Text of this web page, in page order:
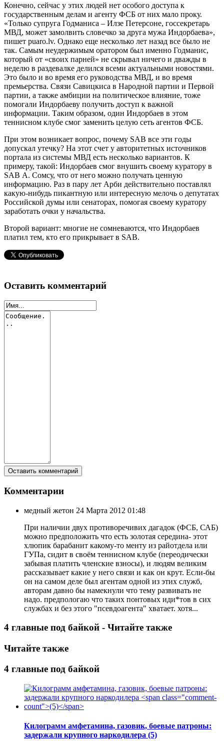
Конечно, сейчас у этих людей нет особого доступа к
государственным делам и агенту ФСБ от них мало проку.
«Только супруга Годманиса – Илзе Петерсоне, госсекретарь
МВД, может замолвить словечко за друга мужа Индорбаева»,
пишет puaro.lv. Однако еще несколько лет назад все было не
так. Самым неудержимым оратором был именно Годманис,
который от «своих парней» не скрывал ничего и дважды в
неделю в раздевалке делился всеми актуальными новостями.
Это было и во время его руководства МВД, и во время
премьерства. Связи Савицкиса в Народной партии и Первой
партии, а также амбиции на политическое влияние, тоже
помогали Индорбаеву получить доступ к важной
информации. Таким образом, один Индорбаев в этом
теннисном клубе смог заменить целую сеть агентов ФСБ.
При этом возникает вопрос, почему SAB все эти годы
допускал утечку? На этот счет у авторитетных источников
портала из системы МВД есть несколько вариантов. К
примеру, такой: Индорбаев смог внушить своему куратору в
SAB А. Сомсу, что от него можно получать ценную
информацию. Раз в пару лет Арби действительно поставлял
какую-нибудь пикантную или интересную мелочь о депутатах
Российской думы или сенаторах, помогая своему куратору
заработать очки у начальства.
Второй вариант: многие не сомневаются, что Индорбаев
платил тем, кто его прикрывает в SAB.
Оставить комментарий
Комментарии
медный жетон 24 Марта 2012 01:48
При наличии двух противоречивих дагадок (ФСБ, САБ)
можно предположить что есть золотая середина- этот
хлюпик барабанит какому-то менту из райотдела или
ГУПа, сидит в своём теннисном клубе (переодически
забывая платить членские взносы), и людям великим
рассказывает какие у него связи и как он крут. Если-бы
он на самом деле был агентам одной из этих служб,
авторам давно бы намекнули что тему развивать не
надо. предпологаю что таких понтовых иди*тов в сих
службах и без этого "псевдоагента" хватает. хотя...
4 главные под байкой - Читайте также
Читайте также
4 главные под байкой
Килограмм амфетамина, газовик, боевые патроны:
задержали крупного наркодилера (5)